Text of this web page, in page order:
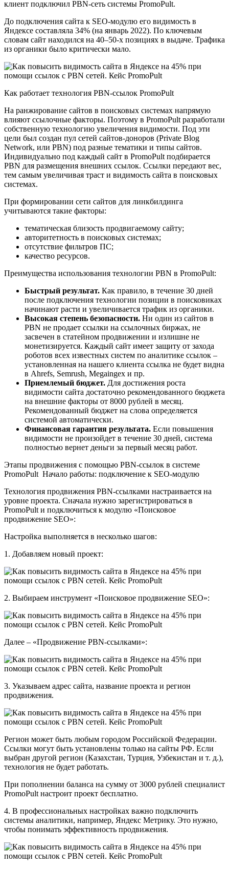
клиент подключил PBN-сеть системы PromoPult.
До подключения сайта к SEO-модулю его видимость в
Яндексе составляла 34% (на январь 2022). По ключевым
словам сайт находился на 40–50-х позициях в выдаче. Трафика
из органики было критически мало.
Как работает технология PBN-ссылок PromoPult
На ранжирование сайтов в поисковых системах напрямую
влияют ссылочные факторы. Поэтому в PromoPult разработали
собственную технологию увеличения видимости. Под эти
цели был создан пул сетей сайтов-доноров (Private Blog
Network, или PBN) под разные тематики и типы сайтов.
Индивидуально под каждый сайт в PromoPult подбирается
PBN для размещения внешних ссылок. Ссылки передают вес,
тем самым увеличивая траст и видимость сайта в поисковых
системах.
При формировании сети сайтов для линкбилдинга
учитываются такие факторы:
тематическая близость продвигаемому сайту;
авторитетность в поисковых системах;
отсутствие фильтров ПС;
качество ресурсов.
Преимущества использования технологии PBN в PromoPult:
Быстрый результат. Как правило, в течение 30 дней
после подключения технологии позиции в поисковиках
начинают расти и увеличивается трафик из органики.
Высокая степень безопасности. Ни один из сайтов в
PBN не продает ссылки на ссылочных биржах, не
засвечен в статейном продвижении и излишне не
монетизируется. Каждый сайт имеет защиту от захода
роботов всех известных систем по аналитике ссылок –
установленная на нашего клиента ссылка не будет видна
в Ahrefs, Semrush, Megaingex и пр.
Приемлемый бюджет. Для достижения роста
видимости сайта достаточно рекомендованного бюджета
на внешние факторы от 8000 рублей в месяц.
Рекомендованный бюджет на слова определяется
системой автоматически.
Финансовая гарантия результата. Если повышения
видимости не произойдет в течение 30 дней, система
полностью вернет деньги за первый месяц работ.
Этапы продвижения с помощью PBN-ссылок в системе
PromoPult Начало работы: подключение к SEO-модулю
Технология продвижения PBN-ссылками настраивается на
уровне проекта. Сначала нужно зарегистрироваться в
PromoPult и подключиться к модулю «Поисковое
продвижение SEO»:
Настройка выполняется в несколько шагов:
1. Добавляем новый проект:
2. Выбираем инструмент «Поисковое продвижение SEO»:
Далее – «Продвижение PBN-ссылками»:
3. Указываем адрес сайта, название проекта и регион
продвижения.
Регион может быть любым городом Российской Федерации.
Ссылки могут быть установлены только на сайты РФ. Если
выбран другой регион (Казахстан, Турция, Узбекистан и т. д.),
технология не будет работать.
При пополнении баланса на сумму от 3000 рублей специалист
PromoPult настроит проект бесплатно.
4. В профессиональных настройках важно подключить
системы аналитики, например, Яндекс Метрику. Это нужно,
чтобы понимать эффективность продвижения.